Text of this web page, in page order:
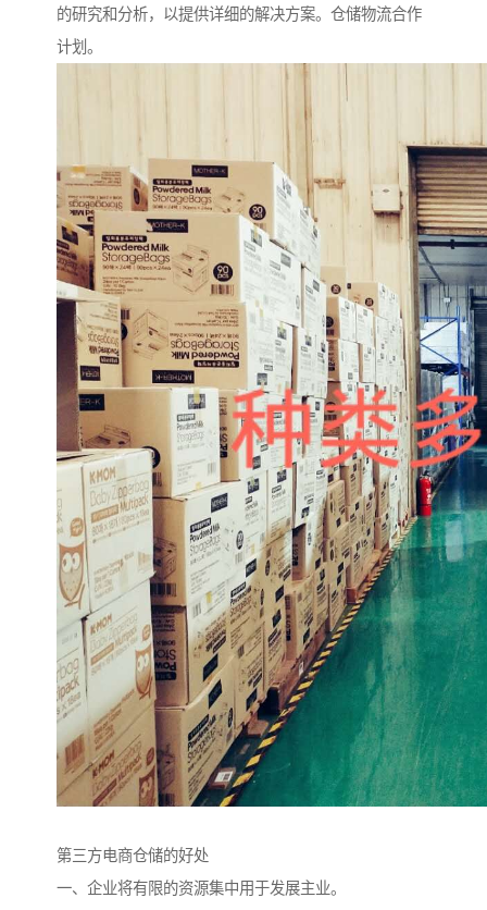
的研究和分析，以提供详细的解决方案。仓储物流合作
计划。
第三方电商仓储的好处
一、企业将有限的资源集中用于发展主业。